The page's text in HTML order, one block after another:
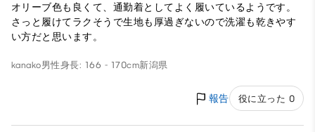
オリーブ色も良くて、通勤着としてよく履いているようです。
さっと履けてラクそうで生地も厚過ぎないので洗濯も乾きやす
い方だと思います。
kanako男性身長: 166 - 170cm新潟県
報告 役に立った 0